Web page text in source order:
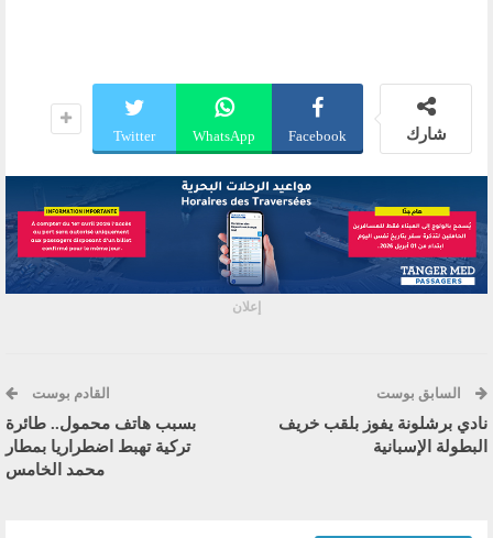
شارك Facebook
WhatsApp
Twitter
إعلان
السابق بوست
نادي برشلونة يفوز بلقب خريف
البطولة الإسبانية
القادم بوست
بسبب هاتف محمول.. طائرة
تركية تهبط اضطراريا بمطار
محمد الخامس